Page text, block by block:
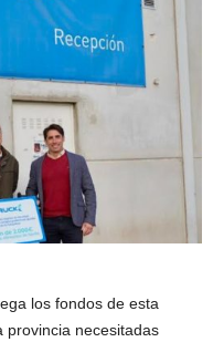
los fondos de esta
provincia necesitadas